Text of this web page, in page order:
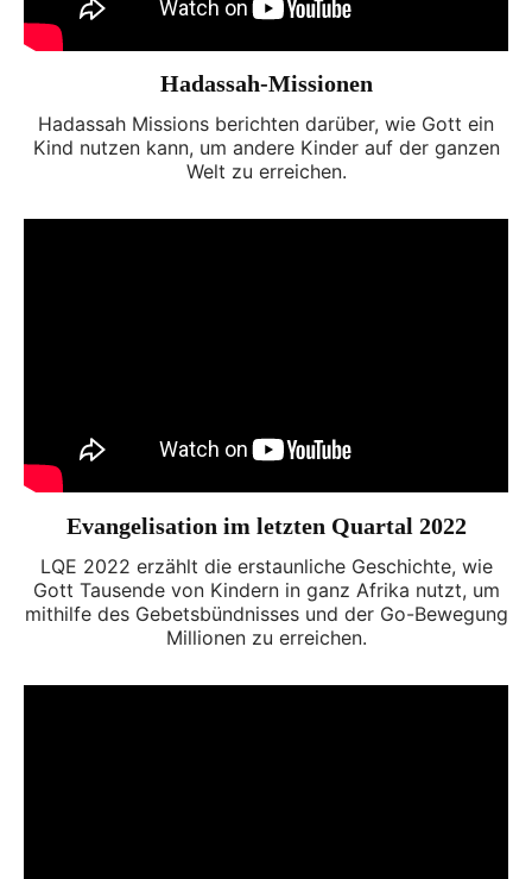
Hadassah-Missionen
Hadassah Missions berichten darüber, wie Gott ein
Kind nutzen kann, um andere Kinder auf der ganzen
Welt zu erreichen.
Evangelisation im letzten Quartal 2022
LQE 2022 erzählt die erstaunliche Geschichte, wie
Gott Tausende von Kindern in ganz Afrika nutzt, um
mithilfe des Gebetsbündnisses und der Go-Bewegung
Millionen zu erreichen.